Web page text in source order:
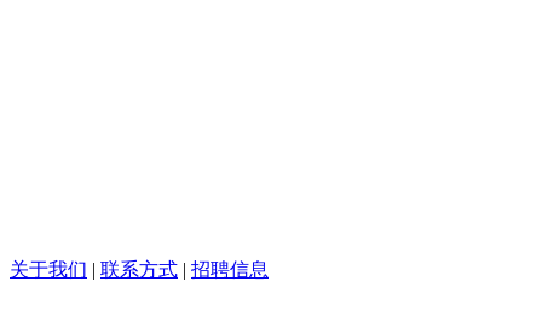
关于我们 | 联系方式 | 招聘信息